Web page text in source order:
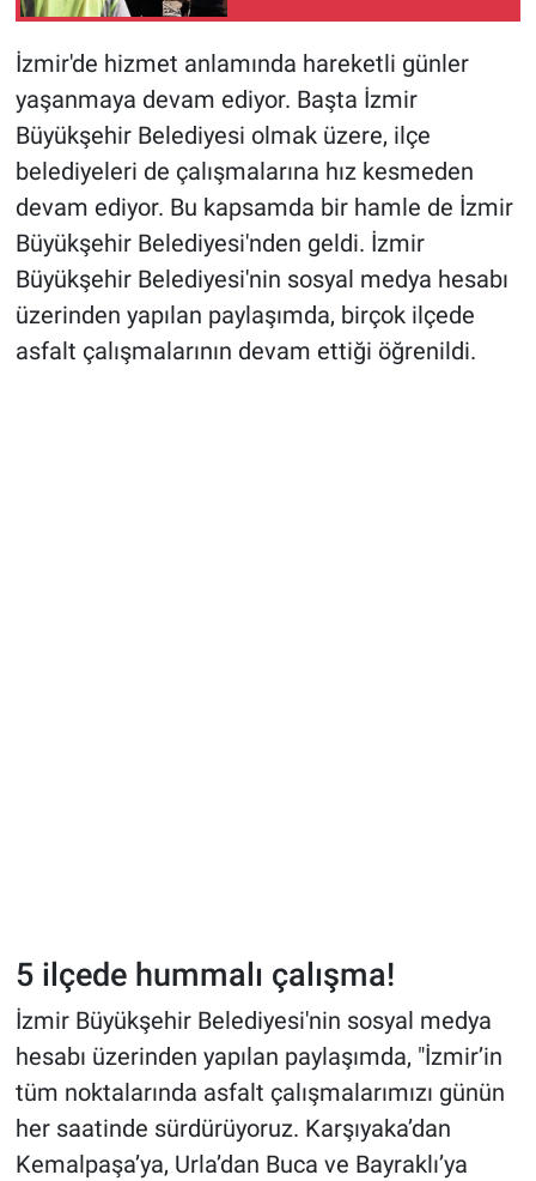
İzmir'de hizmet anlamında hareketli günler
yaşanmaya devam ediyor. Başta İzmir
Büyükşehir Belediyesi olmak üzere, ilçe
belediyeleri de çalışmalarına hız kesmeden
devam ediyor. Bu kapsamda bir hamle de İzmir
Büyükşehir Belediyesi'nden geldi. İzmir
Büyükşehir Belediyesi'nin sosyal medya hesabı
üzerinden yapılan paylaşımda, birçok ilçede
asfalt çalışmalarının devam ettiği öğrenildi.
5 ilçede hummalı çalışma!
İzmir Büyükşehir Belediyesi'nin sosyal medya
hesabı üzerinden yapılan paylaşımda, "İzmir’in
tüm noktalarında asfalt çalışmalarımızı günün
her saatinde sürdürüyoruz. Karşıyaka’dan
Kemalpaşa’ya, Urla’dan Buca ve Bayraklı’ya